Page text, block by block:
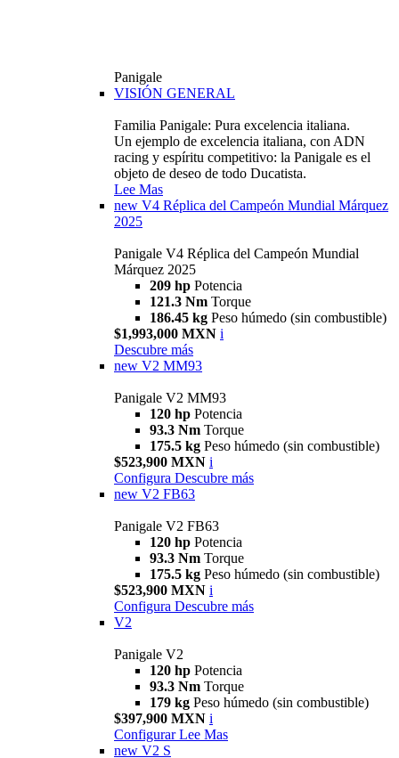
Panigale
VISIÓN GENERAL
Familia Panigale: Pura excelencia italiana.
Un ejemplo de excelencia italiana, con ADN
racing y espíritu competitivo: la Panigale es el
objeto de deseo de todo Ducatista.
Lee Mas
new V4 Réplica del Campeón Mundial Márquez
2025
Panigale V4 Réplica del Campeón Mundial
Márquez 2025
209 hp Potencia
121.3 Nm Torque
186.45 kg Peso húmedo (sin combustible)
$1,993,000 MXN i
Descubre más
new V2 MM93
Panigale V2 MM93
120 hp Potencia
93.3 Nm Torque
175.5 kg Peso húmedo (sin combustible)
$523,900 MXN i
Configura Descubre más
new V2 FB63
Panigale V2 FB63
120 hp Potencia
93.3 Nm Torque
175.5 kg Peso húmedo (sin combustible)
$523,900 MXN i
Configura Descubre más
V2
Panigale V2
120 hp Potencia
93.3 Nm Torque
179 kg Peso húmedo (sin combustible)
$397,900 MXN i
Configurar Lee Mas
new V2 S